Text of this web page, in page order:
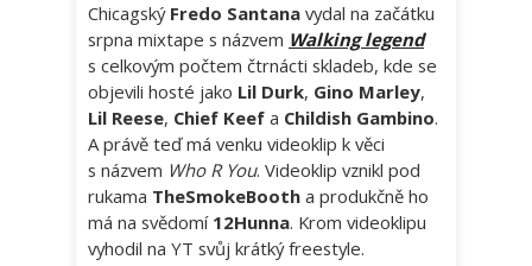
Chicagský Fredo Santana vydal na začátku
srpna mixtape s názvem Walking legend
s celkovým počtem čtrnácti skladeb, kde se
objevili hosté jako Lil Durk, Gino Marley,
Lil Reese, Chief Keef a Childish Gambino.
A právě teď má venku videoklip k věci
s názvem Who R You. Videoklip vznikl pod
rukama TheSmokeBooth a produkčně ho
má na svědomí 12Hunna. Krom videoklipu
vyhodil na YT svůj krátký freestyle.